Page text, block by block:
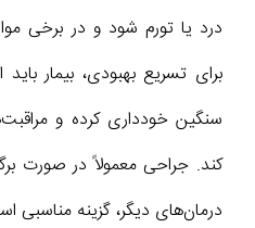
درد یا تورم شود و در برخی
برای تسریع بهبودی، بیمار
سنگین خودداری کرده و
کند. جراحی معمولاً در صورت
درمان‌های دیگر، گزینه مناسبی